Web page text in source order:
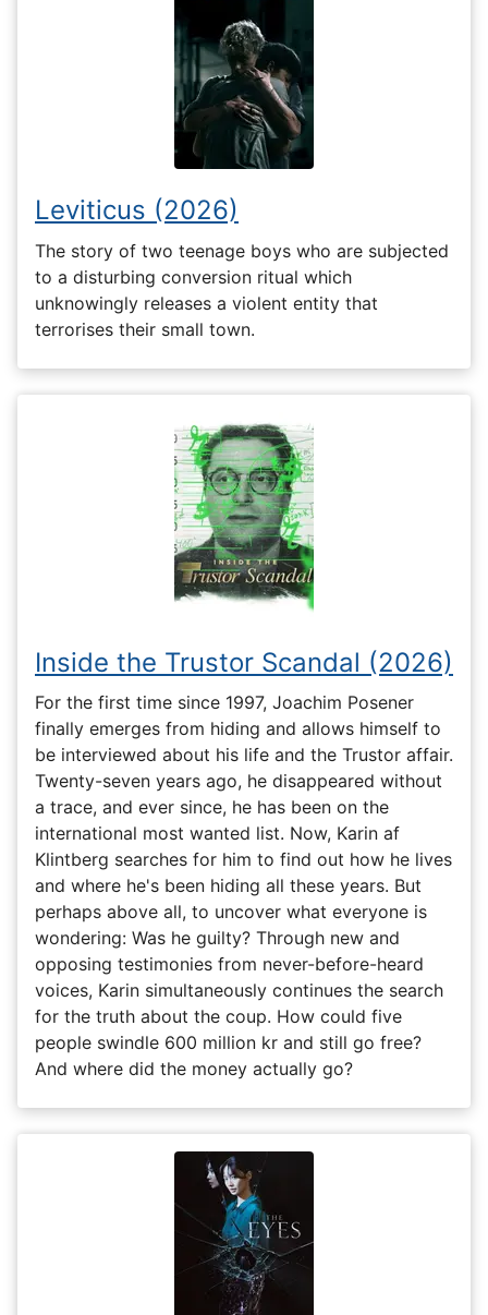
Leviticus (2026)
The story of two teenage boys who are subjected
to a disturbing conversion ritual which
unknowingly releases a violent entity that
terrorises their small town.
Inside the Trustor Scandal (2026)
For the first time since 1997, Joachim Posener
finally emerges from hiding and allows himself to
be interviewed about his life and the Trustor affair.
Twenty-seven years ago, he disappeared without
a trace, and ever since, he has been on the
international most wanted list. Now, Karin af
Klintberg searches for him to find out how he lives
and where he's been hiding all these years. But
perhaps above all, to uncover what everyone is
wondering: Was he guilty? Through new and
opposing testimonies from never-before-heard
voices, Karin simultaneously continues the search
for the truth about the coup. How could five
people swindle 600 million kr and still go free?
And where did the money actually go?